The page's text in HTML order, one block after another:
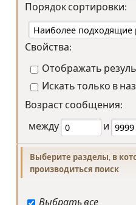
Порядок сортировки:
Свойства:
Отображать
Искать только в
Возраст сообщения:
между
и
Выберите разделы, в
производиться поиск
Выбрать все